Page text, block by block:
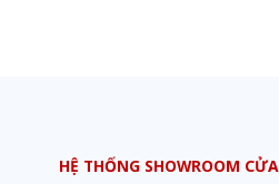
HỆ THỐNG SHOWROOM